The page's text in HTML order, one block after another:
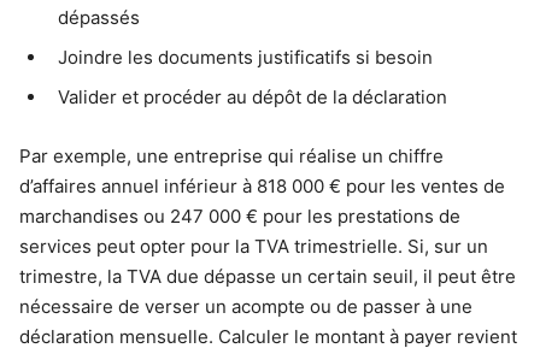
dépassés
Joindre les documents justificatifs si besoin
Valider et procéder au dépôt de la déclaration
Par exemple, une entreprise qui réalise un chiffre
d’affaires annuel inférieur à 818 000 € pour les ventes de
marchandises ou 247 000 € pour les prestations de
services peut opter pour la TVA trimestrielle. Si, sur un
trimestre, la TVA due dépasse un certain seuil, il peut être
nécessaire de verser un acompte ou de passer à une
déclaration mensuelle. Calculer le montant à payer revient